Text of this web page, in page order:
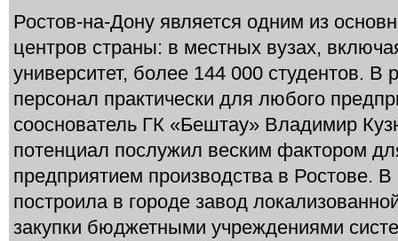
Ростов-на-Дону является одним из
центров страны: в местных вузах,
университет, более 144 000 студентов. В
персонал практически для любого
сооснователь ГК «Бештау» Владимир
потенциал послужил веским фактором
предприятием производства в Ростове.
построила в городе завод
закупки бюджетными учреждениями